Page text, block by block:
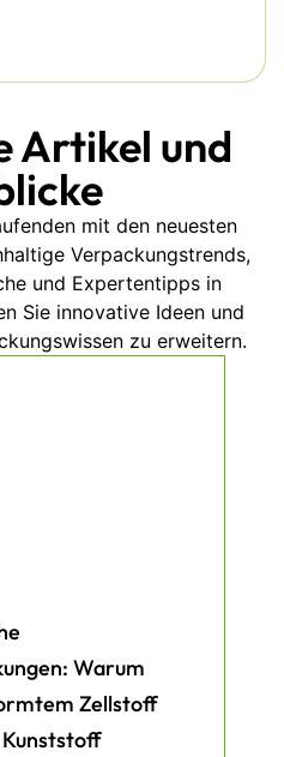
Artikel und
mit den neuesten
Verpackungstrends,
und Expertentipps in
Sie innovative Ideen und
zu erweitern.
Warum
Zellstoff